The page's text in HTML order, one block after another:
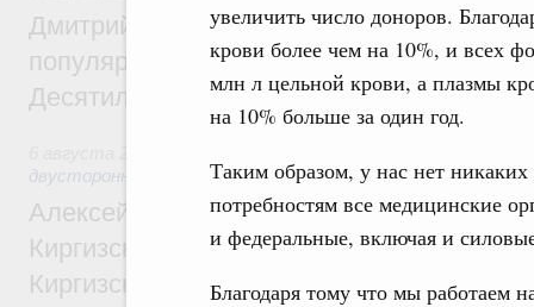
увеличить число доноров.
крови более чем на 10%, и всех
млн л цельной крови, а плазмы
на 10% больше за один год.
Таким образом, у нас нет
потребностям все медицинские
и федеральные, включая и
Благодаря тому что мы работаем
Дмитрий Чернышенко: Порядка 110
популярного туризма в 35 регионах
Десятилетия науки и технологий
двусторонней основе
Алексей Оверчук принял участие в
Киргизского экономического форума и
Киргизской межрегиональной